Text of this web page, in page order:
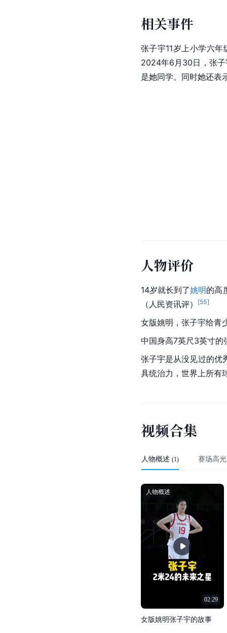
相关事件
张子宇11岁上小学六
2024年6月30日，张子
是她同学。同时她还表
人物评价
14岁就长到了姚明的高
（人民资讯评）
[55]
女版姚明，张子宇给青
中国身高7英尺3英寸的
张子宇是从没见过的优
具统治力，世界上所
视频合集
人物概述 (1) 赛场高光
02:29
人物概述
女版姚明张子宇的故事